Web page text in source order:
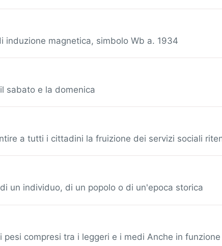
induzione magnetica, simbolo Wb a. 1934
sabato e la domenica
a tutti i cittadini la fruizione dei servizi sociali
un individuo, di un popolo o di un'epoca storica
compresi tra i leggeri e i medi Anche in